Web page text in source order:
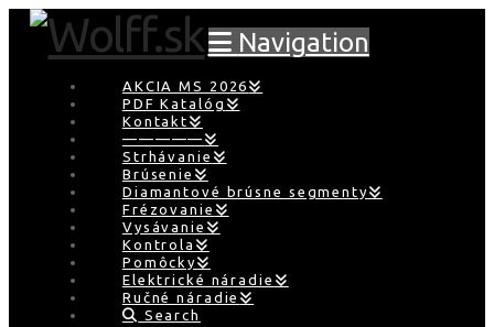
Navigation
AKCIA MS 2026
PDF Katalóg
Kontakt
—————
Strhávanie
Brúsenie
Diamantové brúsne segmenty
Frézovanie
Vysávanie
Kontrola
Pomôcky
Elektrické náradie
Ručné náradie
Search